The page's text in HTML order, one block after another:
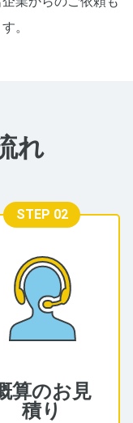
。
れ
STEP 02
算のお見
積り